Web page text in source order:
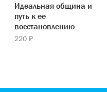
Идеальная община и
путь к ее
восстановлению
220 ₽